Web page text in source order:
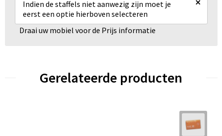
Indien de staffels niet aanwezig zijn moet je
eerst een optie hierboven selecteren
Draai uw mobiel voor de Prijs informatie
Gerelateerde producten